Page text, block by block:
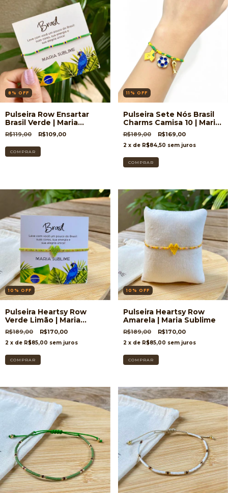
8 % OFF
Pulseira Row Ensartar
Brasil Verde | Maria
Sublime
R$119,00 R$109,00
11 % OFF
Pulseira Sete Nós Brasil
Charms Camisa 10 | Maria
Sublime
R$189,00 R$169,00
2 x de R$84,50 sem juros
10 % OFF
Pulseira Heartsy Row
Verde Limão | Maria
Sublime
R$189,00 R$170,00
2 x de R$85,00 sem juros
10 % OFF
Pulseira Heartsy Row
Amarela | Maria Sublime
R$189,00 R$170,00
2 x de R$85,00 sem juros